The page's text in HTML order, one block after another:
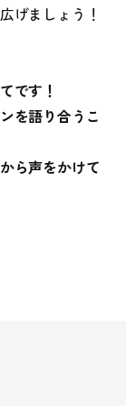
げましょう！
です！
を語り合うこ
ら声をかけて